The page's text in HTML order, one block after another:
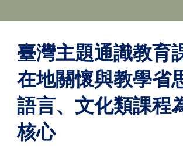
臺灣主題通識教育
在地關懷與教學省
語言、文化類課程
核心